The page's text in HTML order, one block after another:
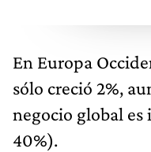
En Europa
sólo creció 2%,
negocio global
40%).